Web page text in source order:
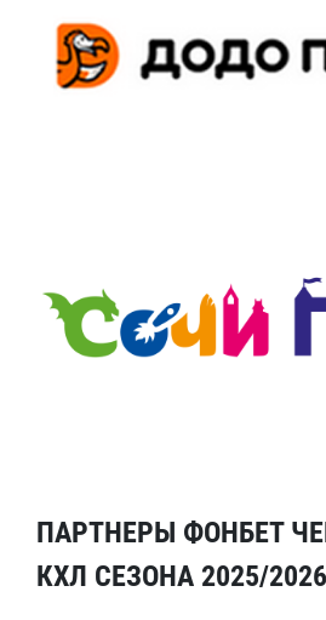
ПАРТНЕРЫ ФОНБЕТ
КХЛ СЕЗОНА 2025/2026